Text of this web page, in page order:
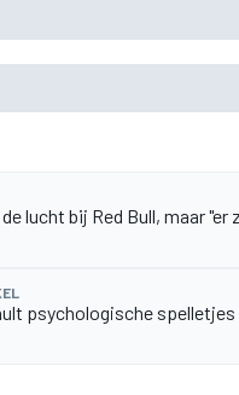
lucht bij Red Bull, maar
psychologische spelletjes